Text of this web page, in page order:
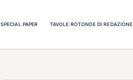
SPECIAL PAPER TAVOLE ROTONDE DI REDAZIONE